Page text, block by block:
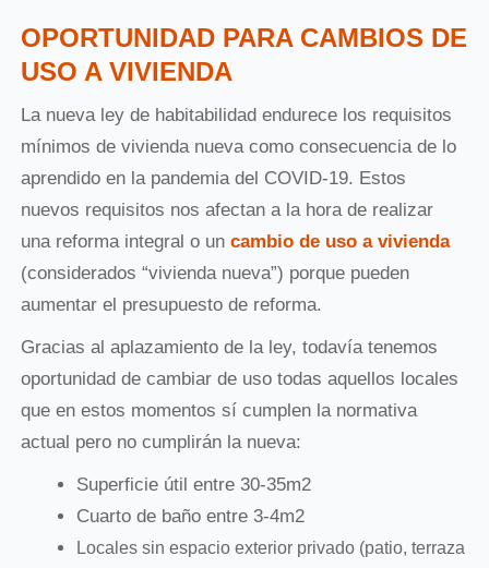
OPORTUNIDAD PARA CAMBIOS DE
USO A VIVIENDA
La nueva ley de habitabilidad endurece los requisitos
mínimos de vivienda nueva como consecuencia de lo
aprendido en la pandemia del COVID-19. Estos
nuevos requisitos nos afectan a la hora de realizar
una reforma integral o uncambio de uso a vivienda
(considerados “vivienda nueva”) porque pueden
aumentar el presupuesto de reforma.
Gracias al aplazamiento de la ley, todavía tenemos
oportunidad de cambiar de uso todas aquellos locales
que en estos momentos sí cumplen la normativa
actual pero no cumplirán la nueva:
Superficie útil entre 30-35m2
Cuarto de baño entre 3-4m2
Locales sin espacio exterior privado (patio, terraza